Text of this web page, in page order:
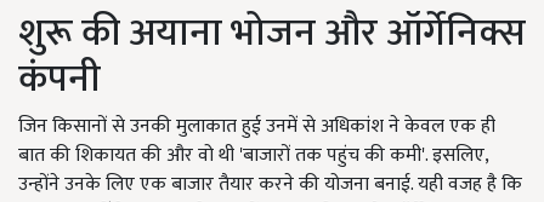
शुरू की अयाना भोजन और ऑर्गेनिक्स
कंपनी
जिन किसानों से उनकी मुलाकात हुई उनमें से अधिकांश ने केवल एक ही
बात की शिकायत की और वो थी 'बाजारों तक पहुंच की कमी'. इसलिए,
उन्होंने उनके लिए एक बाजार तैयार करने की योजना बनाई. यही वजह है कि